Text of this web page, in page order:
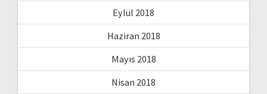
Eylül 2018
Haziran 2018
Mayıs 2018
Nisan 2018